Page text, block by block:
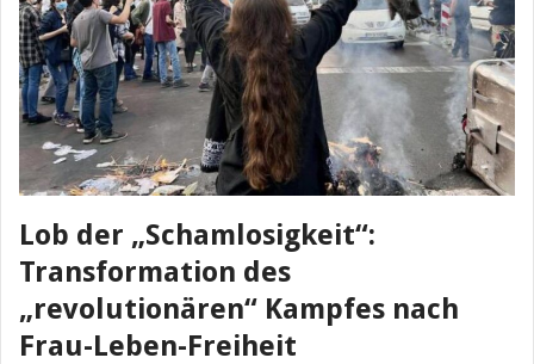
Lob der „Schamlosigkeit“:
Transformation des
„revolutionären“ Kampfes nach
Frau-Leben-Freiheit